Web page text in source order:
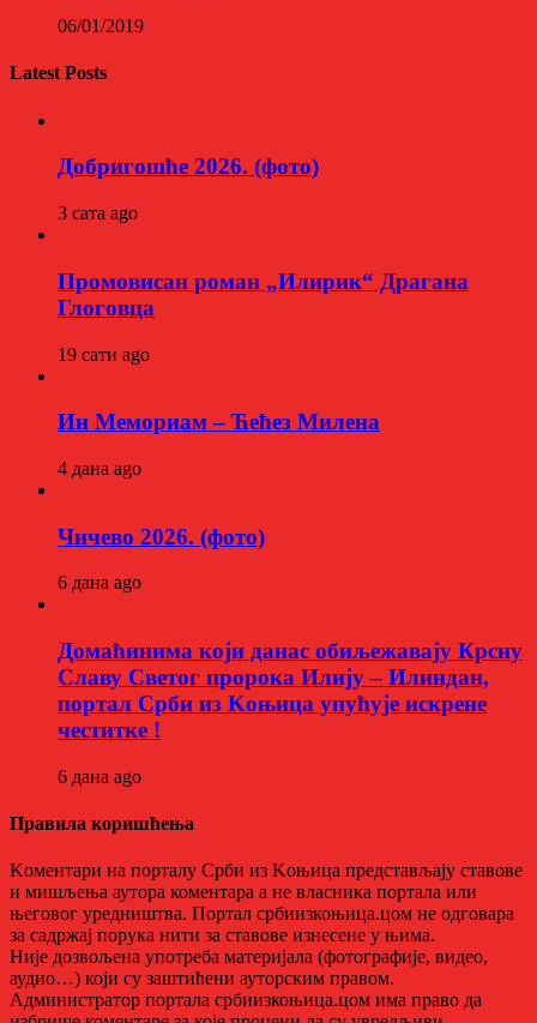
06/01/2019
Latest Posts
Добригошће 2026. (фото)
3 сата ago
Промовисан роман „Илирик“ Драгана
Глоговца
19 сати ago
Ин Мемориам – Ћећез Милена
4 дана ago
Чичево 2026. (фото)
6 дана ago
Домаћинима који данас обиљежавају Крсну
Славу Светог пророка Илију – Илиндан,
портал Срби из Kоњица упућује искрене
честитке !
6 дана ago
Правила коришћења
Kоментари на порталу Срби из Kоњица представљају ставове
и мишљења аутора коментара а не власника портала или
његовог уредништва. Портал србиизкоњица.цом не одговара
за садржај порука нити за ставове изнесене у њима.
Није дозвољена употреба материјала (фотографије, видео,
аудио…) који су заштићени ауторским правом.
Администратор портала србиизкоњица.цом има право да